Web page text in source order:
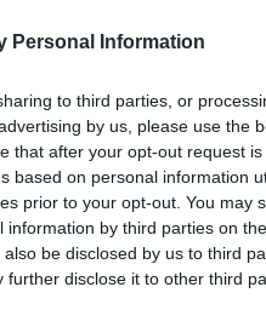
Personal Information
to third parties, or
by us, please use the
that after your opt-out request
based on personal information
prior to your opt-out. You may
by third parties on
be disclosed by us to third
further disclose it to other third
miestelėnai dar
tamsiomis miesto
1957 metų
parko